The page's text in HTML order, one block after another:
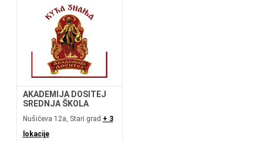
AKADEMIJA DOSITEJ
SREDNJA ŠKOLA
Nušićeva 12a, Stari grad + 3
lokacije